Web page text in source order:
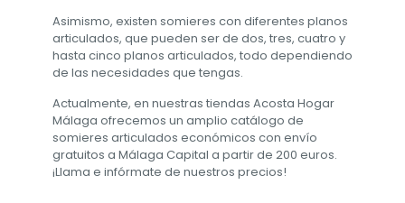
Asimismo, existen somieres con diferentes planos
articulados, que pueden ser de dos, tres, cuatro y
hasta cinco planos articulados, todo dependiendo
de las necesidades que tengas.
Actualmente, en nuestras tiendas Acosta Hogar
Málaga ofrecemos un amplio catálogo de
somieres articulados económicos con envío
gratuitos a Málaga Capital a partir de 200 euros.
¡Llama e infórmate de nuestros precios!